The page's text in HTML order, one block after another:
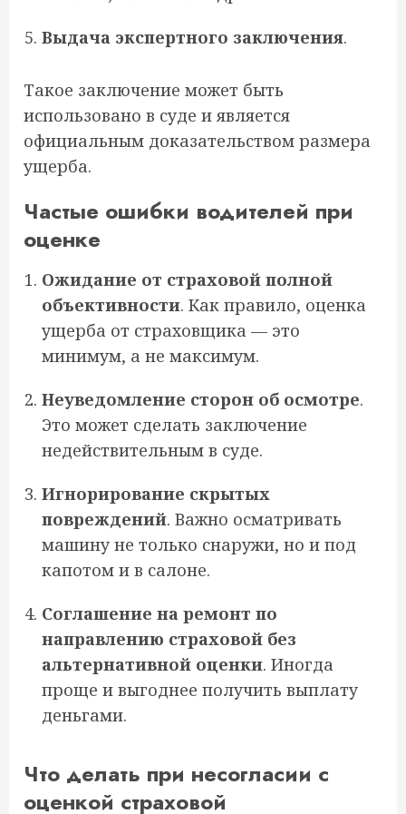
Выдача экспертного заключения.
Такое заключение может быть
использовано в суде и является
официальным доказательством размера
ущерба.
Частые ошибки водителей при
оценке
Ожидание от страховой полной
объективности. Как правило, оценка
ущерба от страховщика — это
минимум, а не максимум.
Неуведомление сторон об осмотре.
Это может сделать заключение
недействительным в суде.
Игнорирование скрытых
повреждений. Важно осматривать
машину не только снаружи, но и под
капотом и в салоне.
Соглашение на ремонт по
направлению страховой без
альтернативной оценки. Иногда
проще и выгоднее получить выплату
деньгами.
Что делать при несогласии с
оценкой страховой